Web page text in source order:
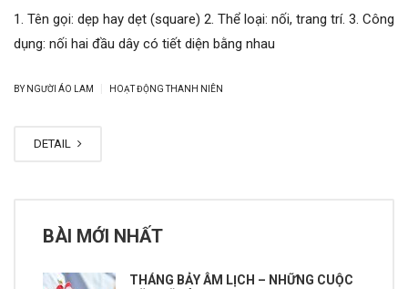
1. Tên gọi: dẹp hay dẹt (square) 2. Thể loại: nối, trang trí. 3. Công
dụng: nối hai đầu dây có tiết diện bằng nhau
BY NGƯỜI ÁO LAM HOẠT ĐỘNG THANH NIÊN
DETAIL
BÀI MỚI NHẤT
THÁNG BẢY ÂM LỊCH – NHỮNG CUỘC